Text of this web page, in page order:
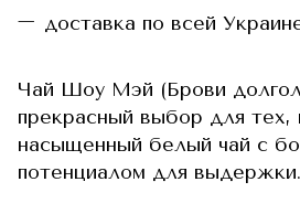
доставка по всей
Чай Шоу Мэй (Брови
прекрасный выбор для
насыщенный белый чай с
потенциалом для выдержки.